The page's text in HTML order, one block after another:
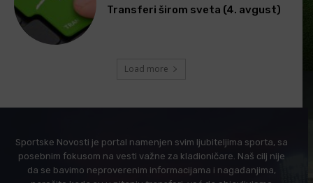
Transferi širom sveta (4. avgust)
Load more
Sportske Novosti je portal namenjen svim ljubiteljima sporta, sa
posebnim fokusom na vesti važne za kladioničare. Naš cilj nije
da se bavimo neproverenim informacijama i nagađanjima,